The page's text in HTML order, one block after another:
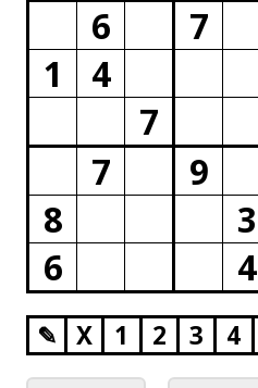
6
7
1
4
7
7
9
8
3
6
4
✎ X 1 2 3 4